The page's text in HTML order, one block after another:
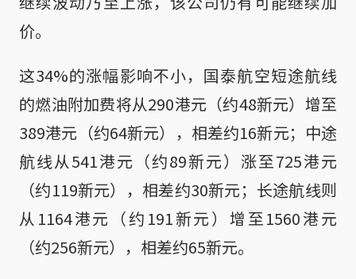
价。
这34%的涨幅影响不小，国泰航空短途航线
的燃油附加费将从290港元（约48新元）增至
389港元（约64新元），相差约16新元；中途
航线从541港元（约89新元）涨至725港元
（约119新元），相差约30新元；长途航线则
从1164港元（约191新元）增至1560港元
（约256新元），相差约65新元。